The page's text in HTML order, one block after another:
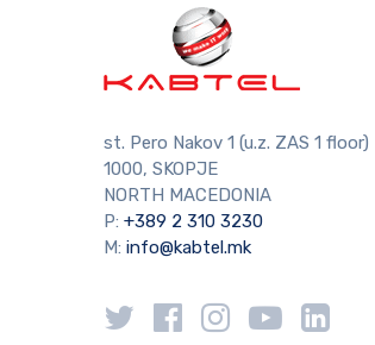
st. Pero Nakov 1 (u.z. ZAS 1 floor)
1000, SKOPJE
NORTH MACEDONIA
P: +389 2 310 3230
M: info@kabtel.mk